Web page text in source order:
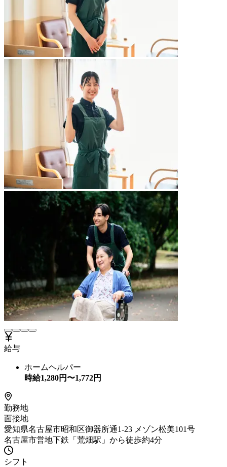
給与
ホームヘルパー
時給1,280円〜1,772円
勤務地
面接地
愛知県名古屋市昭和区御器所通1-23 メゾン松美101号
名古屋市営地下鉄「荒畑駅」から徒歩約4分
シフト